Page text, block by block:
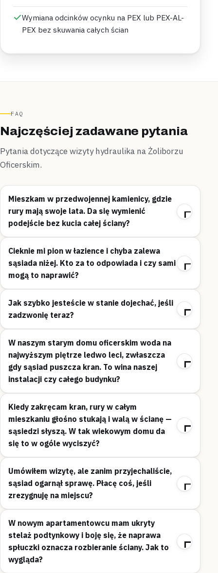
Wymiana odcinków ocynku na PEX lub PEX-AL-
PEX bez skuwania całych ścian
FAQ
Najczęściej zadawane pytania
Pytania dotyczące wizyty hydraulika na Żoliborzu
Oficerskim.
Mieszkam w przedwojennej kamienicy, gdzie
rury mają swoje lata. Da się wymienić
podejście bez kucia całej ściany?
Cieknie mi pion w łazience i chyba zalewa
sąsiada niżej. Kto za to odpowiada i czy sami
mogą to naprawić?
Jak szybko jesteście w stanie dojechać, jeśli
zadzwonię teraz?
W naszym starym domu oficerskim woda na
najwyższym piętrze ledwo leci, zwłaszcza
gdy sąsiad puszcza kran. To wina naszej
instalacji czy całego budynku?
Kiedy zakręcam kran, rury w całym
mieszkaniu głośno stukają i walą w ścianę —
sąsiedzi słyszą. W tak wiekowym domu da
się to w ogóle wyciszyć?
Umówiłem wizytę, ale zanim przyjechaliście,
sąsiad ogarnął sprawę. Płacę coś, jeśli
zrezygnuję na miejscu?
W nowym apartamentowcu mam ukryty
stelaż podtynkowy i boję się, że naprawa
spłuczki oznacza rozbieranie ściany. Jak to
wygląda?